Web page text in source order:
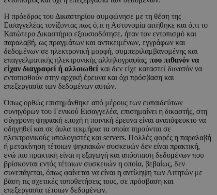
Η πρόεδρος του Δικαστηρίου συμφώνησε με τη θέση της
Εισαγγελέας τονίζοντας πως ό,τι η Αστυνομία αιτήθηκε και ό,τι το
Κατώτερο Δικαστήριο εξουσιοδότησε, ήταν τον εντοπισμό και
παραλαβή, ως πραγμάτων και αντικειμένων, εγγράφων και
δεδομένων σε ηλεκτρονική μορφή, συμπεριλαμβανομένης και
επαγγελματικής ηλεκτρονικής αλληλογραφίας, που πιθανόν να
είχαν διαγραφεί ή αλλοιωθεί και δεν είχε καταστεί δυνατόν να
εντοπισθούν στην αρχική έρευνα και όχι πρόσβαση και
επεξεργασία των δεδομένων αυτών.
Όπως ορθώς επισημάνθηκε από μέρους των ευπαιδεύτων
συνηγόρων του Γενικού Εισαγγελέα, επισημαίνει η δικαστής, στη
σύγχρονη ψηφιακή εποχή η ποινική έρευνα είναι αναπόφευκτο να
οδηγηθεί και σε άυλα τεκμήρια τα οποία τηρούνται σε
ηλεκτρονικούς υπολογιστές και servers. Πολλές φορές η παραλαβή
ή μετακίνηση τέτοιων ψηφιακών συσκευών δεν είναι πρακτική,
ενώ πιο πρακτική είναι η εξαγωγή και απόσπαση δεδομένων που
βρίσκονται εντός τέτοιων συσκευών η οποία, βεβαίως, δεν
συνεπάγεται, όπως φαίνεται να είναι η αντίληψη των Αιτητών με
βάση τις σχετικές τοποθετήσεις τους, σε πρόσβαση και
επεξεργασία τέτοιων δεδομένων.